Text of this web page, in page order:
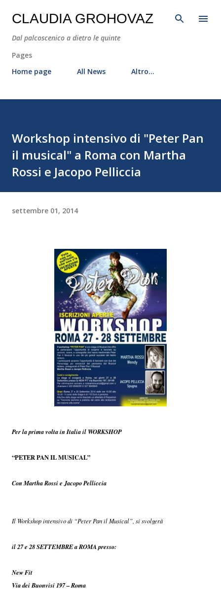
Passa ai contenuti principali
CLAUDIA GROHOVAZ
Dal palcoscenico a dietro le quinte
Pages
Home page
All News Altro…
Workshop intensivo di "Peter Pan
il musical" a Roma con Martha
Rossi e Jacopo Pelliccia
settembre 01, 2014
Per la prima volta in Italia il WORKSHOP
“PETER PAN IL MUSICAL”
Con Martha Rossi e Jacopo Pelliccia
Il Workshop intensivo di “Peter Pan il Musical”, si svolgerà
il 27 e 28 SETTEMBRE a ROMA presso:
New Fit
Via dei Buonvisi 197 – Roma